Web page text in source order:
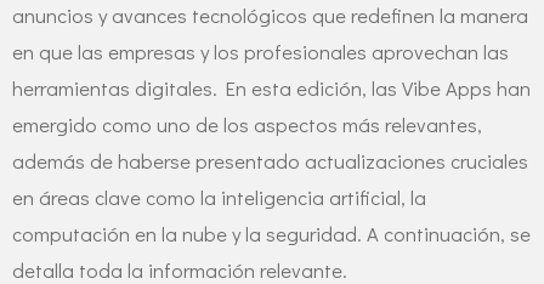
anuncios y avances tecnológicos que redefinen la manera
en que las empresas y los profesionales aprovechan las
herramientas digitales. En esta edición, las Vibe Apps han
emergido como uno de los aspectos más relevantes,
además de haberse presentado actualizaciones cruciales
en áreas clave como la inteligencia artificial, la
computación en la nube y la seguridad. A continuación, se
detalla toda la información relevante.